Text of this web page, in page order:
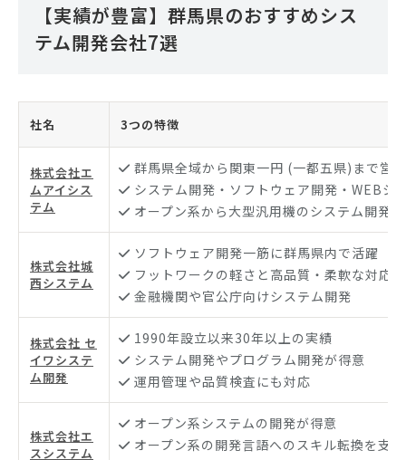
【実績が豊富】群馬県のおすすめシス
テム開発会社7選
社名 3つの特徴
株式会社エ
ムアイシス
テム
群馬県全域から関東一円 (一都五県)まで営
システム開発・ソフトウェア開発・WEBシ
オープン系から大型汎用機のシステム開発
株式会社城
西システム
ソフトウェア開発一筋に群馬県内で活躍
フットワークの軽さと高品質・柔軟な対応力
金融機関や官公庁向けシステム開発
株式会社 セ
イワシステ
ム開発
1990年設立以来30年以上の実績
システム開発やプログラム開発が得意
運用管理や品質検査にも対応
株式会社エ
スシステム
オープン系システムの開発が得意
オープン系の開発言語へのスキル転換を支援